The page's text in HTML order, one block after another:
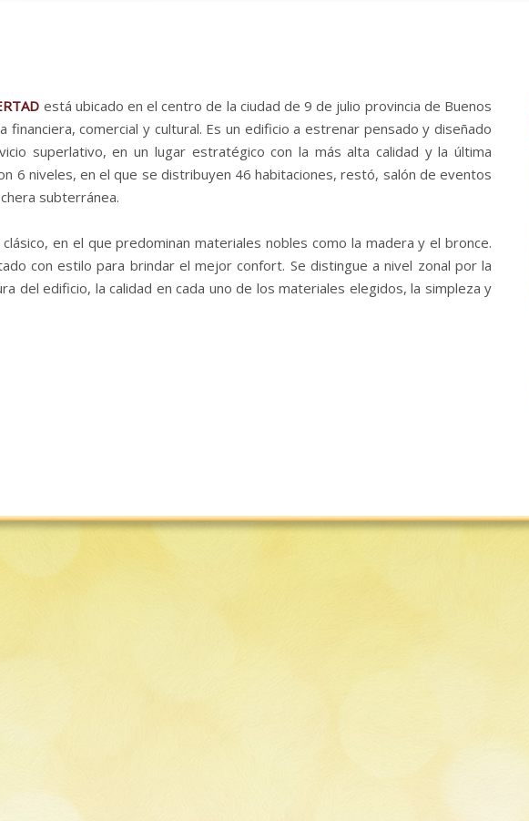
está ubicado en el centro de la ciudad de9 de julio provincia de Buenos
financiera, comercial y cultural. Es un edificio a estrenar pensado y diseñado
superlativo, en un lugar estratégico con la más alta calidad y la última
6 niveles, en el que se distribuyen 46 habitaciones, restó, salón de eventos
subterránea.
en el que predominan materiales nobles como la madera y el bronce.
con estilo para brindar el mejor confort. Se distingue a nivel zonal por la
del edificio, la calidad en cada uno de los materiales elegidos, la simpleza y